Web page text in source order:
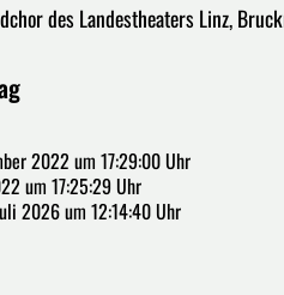
des Landestheaters Linz,
2022 um 17:29:00 Uhr
um 17:25:29 Uhr
2026 um 12:14:40 Uhr